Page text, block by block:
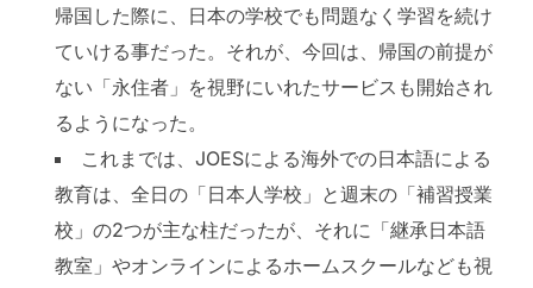
帰国した際に、日本の学校でも問題なく学習を続け
ていける事だった。それが、今回は、帰国の前提が
ない「永住者」を視野にいれたサービスも開始され
るようになった。
これまでは、JOESによる海外での日本語による
教育は、全日の「日本人学校」と週末の「補習授業
校」の2つが主な柱だったが、それに「継承日本語
教室」やオンラインによるホームスクールなども視